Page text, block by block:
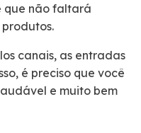
que não faltará
canais, as entradas
é preciso que você
e muito bem